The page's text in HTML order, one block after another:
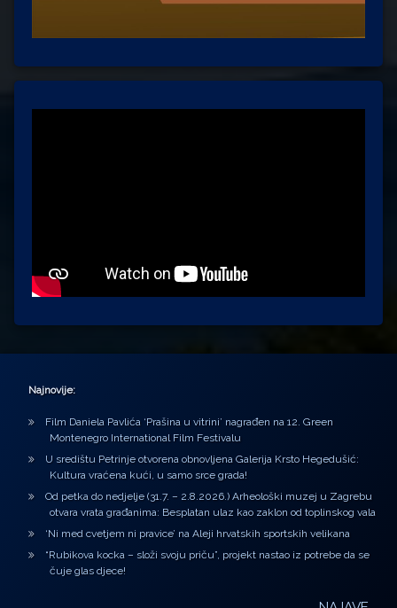
Najnovije:
Film Daniela Pavlića ‘Prašina u vitrini’ nagrađen na 12. Green
Montenegro International Film Festivalu
U središtu Petrinje otvorena obnovljena Galerija Krsto Hegedušić:
Kultura vraćena kući, u samo srce grada!
Od petka do nedjelje (31.7. – 2.8.2026.) Arheološki muzej u Zagrebu
otvara vrata građanima: Besplatan ulaz kao zaklon od toplinskog vala
‘Ni med cvetjem ni pravice’ na Aleji hrvatskih sportskih velikana
“Rubikova kocka – složi svoju priču”, projekt nastao iz potrebe da se
čuje glas djece!